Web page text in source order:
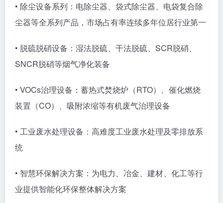
• 除尘设备系列：电除尘器、袋式除尘器、电袋复合除
尘器等全系列产品，市场占有率连续多年位居行业第一
• 脱硫脱硝设备：湿法脱硫、干法脱硫、SCR脱硝、
SNCR脱硝等烟气净化装备
• VOCs治理设备：蓄热式焚烧炉（RTO）、催化燃烧
装置（CO）、吸附浓缩等有机废气治理设备
• 工业废水处理设备：高难度工业废水处理及零排放系
统
• 智慧环保解决方案：为电力、冶金、建材、化工等行
业提供智能化环保整体解决方案